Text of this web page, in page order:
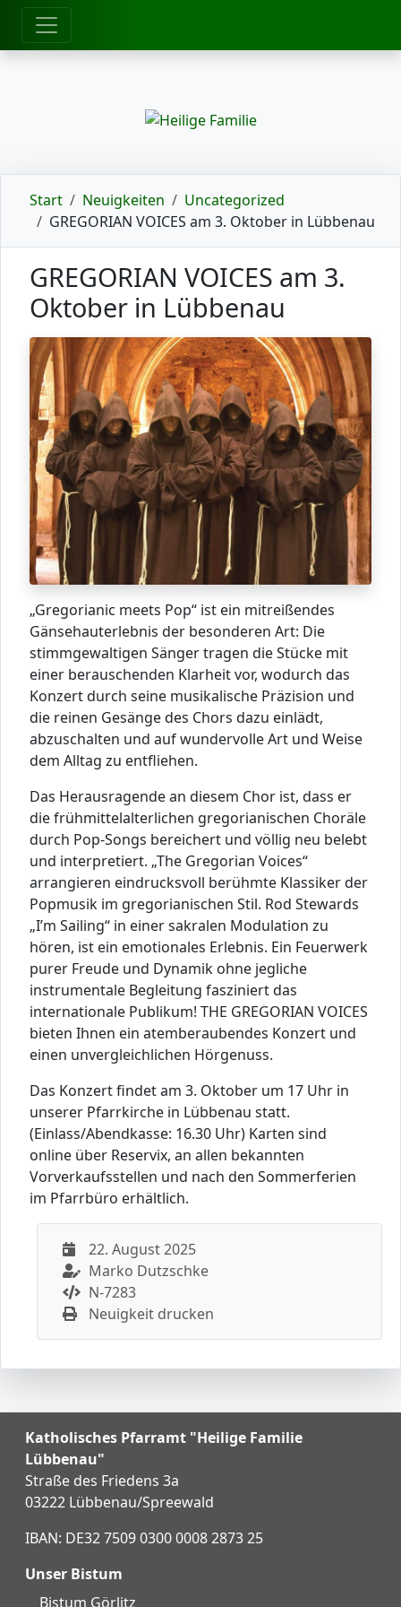
zum Inhalt
Start Neuigkeiten
Uncategorized
GREGORIAN VOICES am 3. Oktober in Lübbenau
GREGORIAN VOICES am 3.
Oktober in Lübbenau
„Gregorianic meets Pop“ ist ein mitreißendes
Gänsehauterlebnis der besonderen Art: Die
stimmgewaltigen Sänger tragen die Stücke mit
einer berauschenden Klarheit vor, wodurch das
Konzert durch seine musikalische Präzision und
die reinen Gesänge des Chors dazu einlädt,
abzuschalten und auf wundervolle Art und Weise
dem Alltag zu entfliehen.
Das Herausragende an diesem Chor ist, dass er
die frühmittelalterlichen gregorianischen Choräle
durch Pop-Songs bereichert und völlig neu belebt
und interpretiert. „The Gregorian Voices“
arrangieren eindrucksvoll berühmte Klassiker der
Popmusik im gregorianischen Stil. Rod Stewards
„I’m Sailing“ in einer sakralen Modulation zu
hören, ist ein emotionales Erlebnis. Ein Feuerwerk
purer Freude und Dynamik ohne jegliche
instrumentale Begleitung fasziniert das
internationale Publikum! THE GREGORIAN VOICES
bieten Ihnen ein atemberaubendes Konzert und
einen unvergleichlichen Hörgenuss.
Das Konzert findet am 3. Oktober um 17 Uhr in
unserer Pfarrkirche in Lübbenau statt.
(Einlass/Abendkasse: 16.30 Uhr) Karten sind
online über Reservix, an allen bekannten
Vorverkaufsstellen und nach den Sommerferien
im Pfarrbüro erhältlich.
22. August 2025
Marko Dutzschke
N-7283
Neuigkeit drucken
Katholisches Pfarramt "Heilige Familie
Lübbenau"
Straße des Friedens 3a
03222 Lübbenau/Spreewald
IBAN: DE32 7509 0300 0008 2873 25
Unser Bistum
Bistum Görlitz